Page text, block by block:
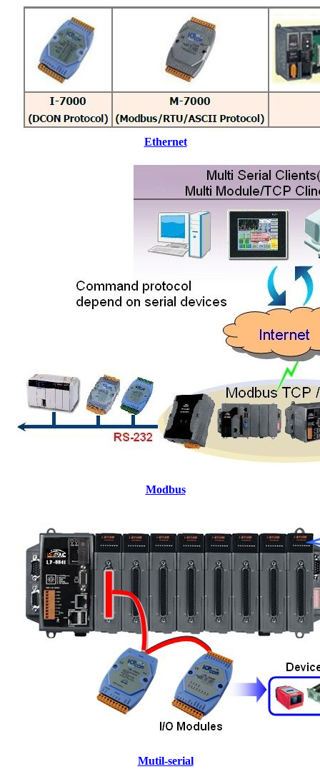
Ethernet
Modbus
Mutil-serial